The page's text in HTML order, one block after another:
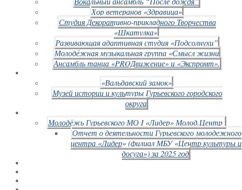
Хор ветеранов «Здравица»
Студия Декоративно-прикладного Творчества
«Шкатулка»
Развивающая адаптивная студия «Подсолнухи”
Молодёжная музыкальная группа «Смысл жизни
Ансамбль танца «PROДвижение» и «Экспромт».
«Вальдавский замок»
Музей истории и культуры Гурьевского городского
округа
Молодёжь Гурьевского МО I «Лидер» Молод.Центр
Отчет о деятельности Гурьевского молодежного
центра «Лидер» (филиал МБУ «Центр культуры и
досуга») за 2025 год